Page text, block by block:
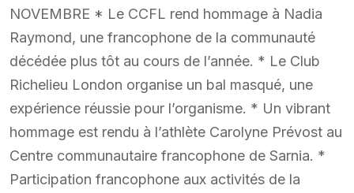
NOVEMBRE * Le CCFL rend hommage à Nadia
Raymond, une francophone de la communauté
décédée plus tôt au cours de l’année. * Le Club
Richelieu London organise un bal masqué, une
expérience réussie pour l’organisme. * Un vibrant
hommage est rendu à l’athlète Carolyne Prévost au
Centre communautaire francophone de Sarnia. *
Participation francophone aux activités de la